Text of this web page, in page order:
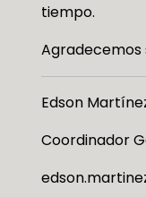
tiempo.
Agradecemos
Edson
Coordinador